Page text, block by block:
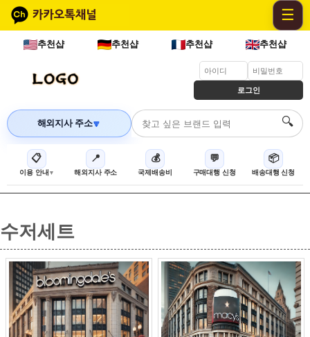
☰
추천샵 추천샵 추천샵 추천샵
로그인
해외지사 주소🔽 🔍
📋
이용 안내
📍
해외지사 주소
💰
국제배송비
💬
구매대행 신청
📦
배송대행 신청
수저세트